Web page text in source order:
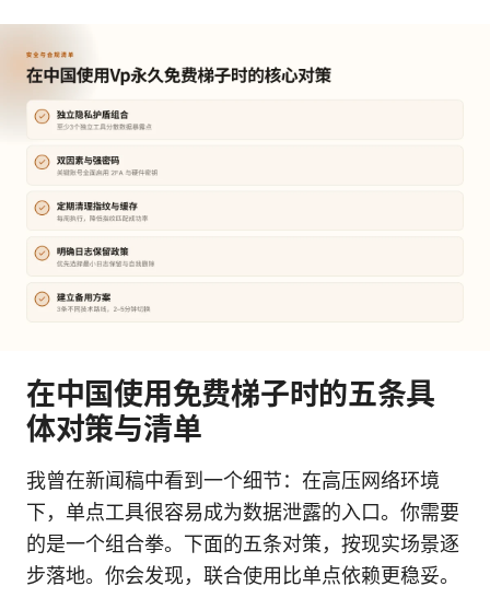
在中国使用免费梯子时的五条具
体对策与清单
我曾在新闻稿中看到一个细节：在高压网络环境
下，单点工具很容易成为数据泄露的入口。你需要
的是一个组合拳。下面的五条对策，按现实场景逐
步落地。你会发现，联合使用比单点依赖更稳妥。